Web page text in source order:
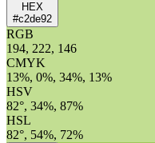
HEX
#c2de92
RGB
194, 222, 146
CMYK
13%, 0%, 34%, 13%
HSV
82°, 34%, 87%
HSL
82°, 54%, 72%